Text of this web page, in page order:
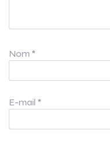
Nom *
E-mail *